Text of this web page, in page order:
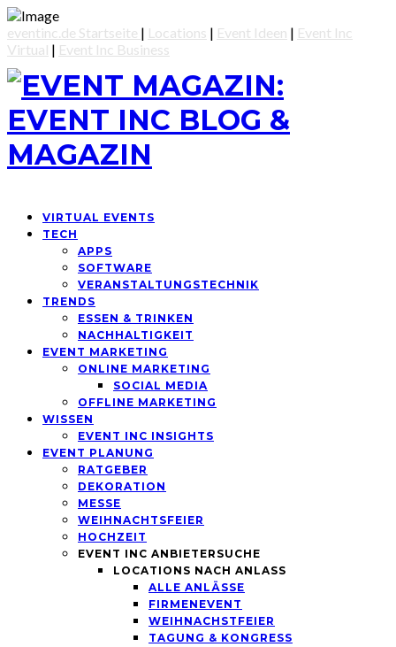
eventinc.de Startseite | Locations | Event Ideen | Event Inc
Virtual | Event Inc Business
VIRTUAL EVENTS
TECH
APPS
SOFTWARE
VERANSTALTUNGSTECHNIK
TRENDS
ESSEN & TRINKEN
NACHHALTIGKEIT
EVENT MARKETING
ONLINE MARKETING
SOCIAL MEDIA
OFFLINE MARKETING
WISSEN
EVENT INC INSIGHTS
EVENT PLANUNG
RATGEBER
DEKORATION
MESSE
WEIHNACHTSFEIER
HOCHZEIT
EVENT INC ANBIETERSUCHE
LOCATIONS NACH ANLASS
ALLE ANLÄSSE
FIRMENEVENT
WEIHNACHSTFEIER
TAGUNG & KONGRESS